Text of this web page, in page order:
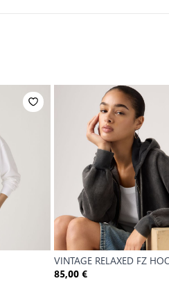
VINTAGE RELAXED FZ
85,00 €